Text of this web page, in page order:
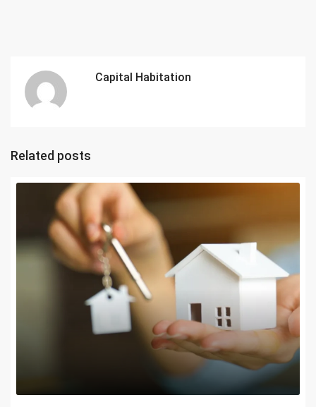
Capital Habitation
Related posts